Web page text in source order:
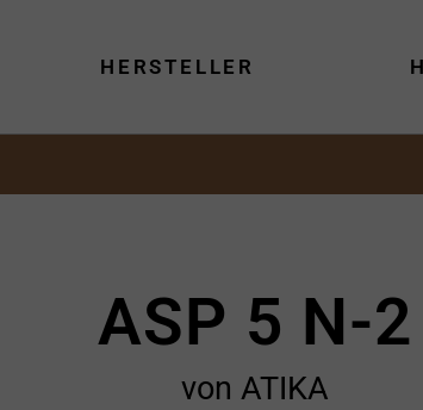
HERSTELLER
ASP 5 N-2
von ATIKA